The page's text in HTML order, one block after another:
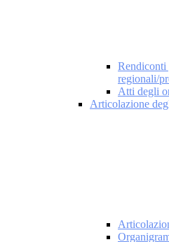
Rendiconti
regionali/
Atti degli
Articolazione